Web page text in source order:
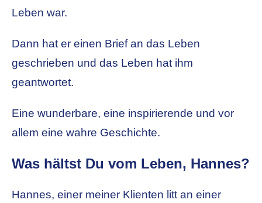
Leben war.
Dann hat er einen Brief an das Leben
geschrieben und das Leben hat ihm
geantwortet.
Eine wunderbare, eine inspirierende und vor
allem eine wahre Geschichte.
Was hältst Du vom Leben, Hannes?
Hannes, einer meiner Klienten litt an einer